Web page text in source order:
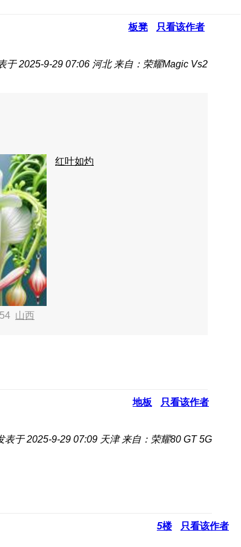
板凳 只看该作者
于 2025-9-29 07:06 河北 来自：荣耀Magic Vs2
红叶如灼
山西
地板 只看该作者
表于 2025-9-29 07:09 天津 来自：荣耀80 GT 5G
5楼 只看该作者